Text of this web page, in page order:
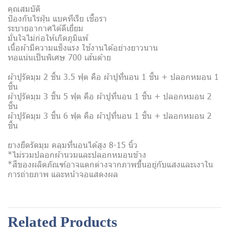
คุณสมบัติ
ป้องกันไรฝุ่น แบคทีเรีย เชื้อรา
ระบายอากาศได้ดีเยี่ยม
มั่นใจไม่ก่อให้เกิดภูมิแพ้
เนื้อผ้ามีความแข็งแรง ใช้งานได้อย่างยาวนาน
ทอแน่นเป็นพิเศษ 700 เส้นด้าย
ผ้าปูรัดมุม 2 ชิ้น 3.5 ฟุต คือ ผ้าปูที่นอน 1 ชิ้น + ปลอกหมอน 1
ชิ้น
ผ้าปูรัดมุม 3 ชิ้น 5 ฟุต คือ ผ้าปูที่นอน 1 ชิ้น + ปลอกหมอน 2
ชิ้น
ผ้าปูรัดมุม 3 ชิ้น 6 ฟุต คือ ผ้าปูที่นอน 1 ชิ้น + ปลอกหมอน 2
ชิ้น
ยางยืดรัดมุม คลุมที่นอนได้สูง 8-15 นิ้ว
*ไม่รวมปลอกผ้านวมและปลอกหมอนข้าง
*สีของผลิตภัณฑ์อาจแตกต่างจากภาพขึ้นอยู่กับแสงและเงาใน
การถ่ายภาพ และหน้าจอแสดงผล
Related Products